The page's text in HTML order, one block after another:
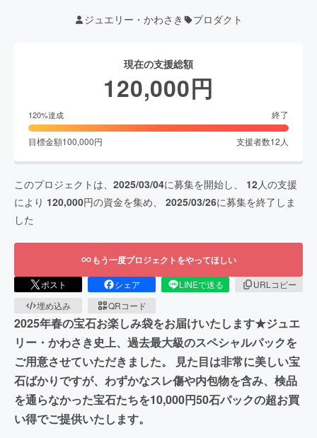
ジュエリー・かわさき プロダクト
現在の支援総額
120,000円
120%達成 終了
目標金額100,000円 支援者数12 人
このプロジェクトは、 2025/03/04に募集を開始し、 12人の支援
により 120,000円の資金を集め、 2025/03/26に募集を終了しま
した
もう一度プロジェクトをやってほしい
ポスト シェア LINEで送る
URLコピー
埋め込み
QRコード
2025年春の宝石お楽しみ袋をお届けいたします★ジュエ
リー・かわさき史上、過去最大級のスペシャルパックを
ご用意させていただきました。 見た目は非常に美しい宝
石ばかりですが、わずかなスレ傷や内包物を含み、検品
を通らなかった宝石たちを10,000円50石パックの超お買
い得でご提供いたします。